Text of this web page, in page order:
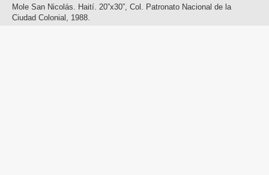
Mole San Nicolás. Haití. 20”x30”, Col. Patronato Nacional de la
Ciudad Colonial, 1988.